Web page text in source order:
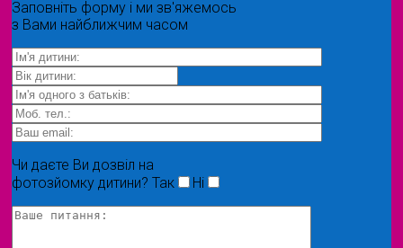
Заповніть форму і ми зв'яжемось
з Вами найближчим часом
Чи даєте Ви дозвіл на
фотозйомку дитини? Так Ні